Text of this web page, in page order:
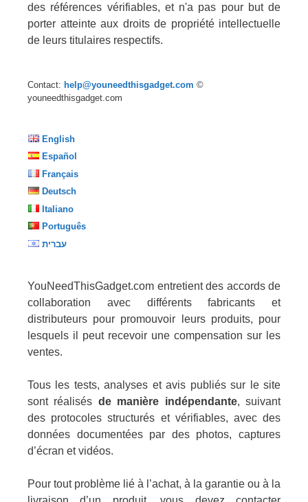
des références vérifiables, et n'a pas pour but de
porter atteinte aux droits de propriété intellectuelle
de leurs titulaires respectifs.
Contact: help@youneedthisgadget.com ©
youneedthisgadget.com
English
Español
Français
Deutsch
Italiano
Português
עברית
YouNeedThisGadget.com entretient des accords de
collaboration avec différents fabricants et
distributeurs pour promouvoir leurs produits, pour
lesquels il peut recevoir une compensation sur les
ventes.
Tous les tests, analyses et avis publiés sur le site
sont réalisés de manière indépendante, suivant
des protocoles structurés et vérifiables, avec des
données documentées par des photos, captures
d’écran et vidéos.
Pour tout problème lié à l’achat, à la garantie ou à la